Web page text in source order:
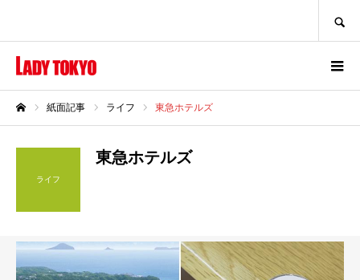
紙面記事 ライフ 東急ホテルズ
ライフ
東急ホテルズ